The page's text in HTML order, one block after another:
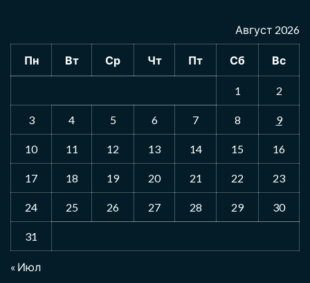
Август 2026
Пн Вт Ср Чт Пт Сб Вс
1 2
3 4 5 6 7 8 9
10 11 12 13 14 15 16
17 18 19 20 21 22 23
24 25 26 27 28 29 30
31
« Июл